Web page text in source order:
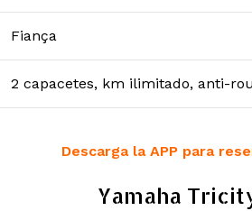
Fiança
2 capacetes, km ilimitado, anti-
Descarga la APP para
Yamaha